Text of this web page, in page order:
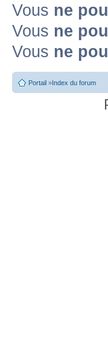
Vous ne
Vous ne
Vous ne
Portail »Index du forum